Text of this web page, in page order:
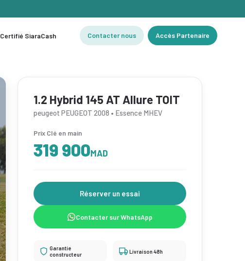
Certifié SiaraCash Contacter nous Accès Partenaire
1.2 Hybrid 145 AT Allure TOIT
peugeot PEUGEOT 2008 • Essence MHEV
Prix Clé en main
319 900MAD
Réserver un essai
Contacter sur WhatsApp
Garantie
constructeur
Livraison 48h